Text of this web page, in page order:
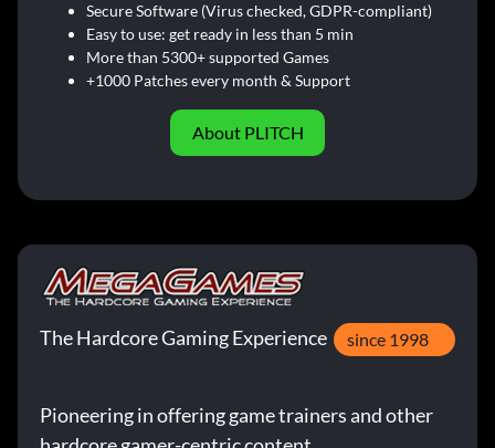
Secure Software (Virus checked, GDPR-compliant)
Easy to use: get ready in less than 5 min
More than 5300+ supported Games
+1000 Patches every month & Support
About PLITCH
The Hardcore Gaming Experience since 1998
Pioneering in offering game trainers and other